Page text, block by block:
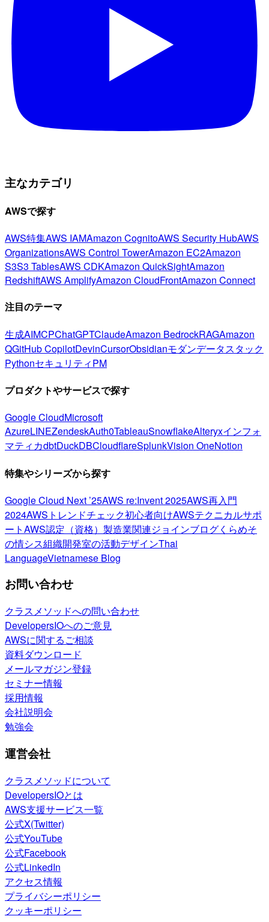
主なカテゴリ
AWSで探す
AWS特集AWS IAMAmazon CognitoAWS Security HubAWS
OrganizationsAWS Control TowerAmazon EC2Amazon
S3S3 TablesAWS CDKAmazon QuickSightAmazon
RedshiftAWS AmplifyAmazon CloudFrontAmazon Connect
注目のテーマ
生成AIMCPChatGPTClaudeAmazon BedrockRAGAmazon
QGitHub CopilotDevinCursorObsidianモダンデータスタック
PythonセキュリティPM
プロダクトやサービスで探す
Google CloudMicrosoft
AzureLINEZendeskAuth0TableauSnowflakeAlteryxインフォ
マティカdbtDuckDBCloudflareSplunkVision OneNotion
特集やシリーズから探す
Google Cloud Next ’25AWS re:Invent 2025AWS再入門
2024AWSトレンドチェック初心者向けAWSテクニカルサポ
ートAWS認定（資格） 製造業関連ジョインブログくらめそ
の情シス組織開発室の活動デザインThai
LanguageVietnamese Blog
お問い合わせ
クラスメソッドへの問い合わせ
DevelopersIOへのご意見
AWSに関するご相談
資料ダウンロード
メールマガジン登録
セミナー情報
採用情報
会社説明会
勉強会
運営会社
クラスメソッドについて
DevelopersIOとは
AWS支援サービス一覧
公式X(Twitter)
公式YouTube
公式Facebook
公式LinkedIn
アクセス情報
プライバシーポリシー
クッキーポリシー